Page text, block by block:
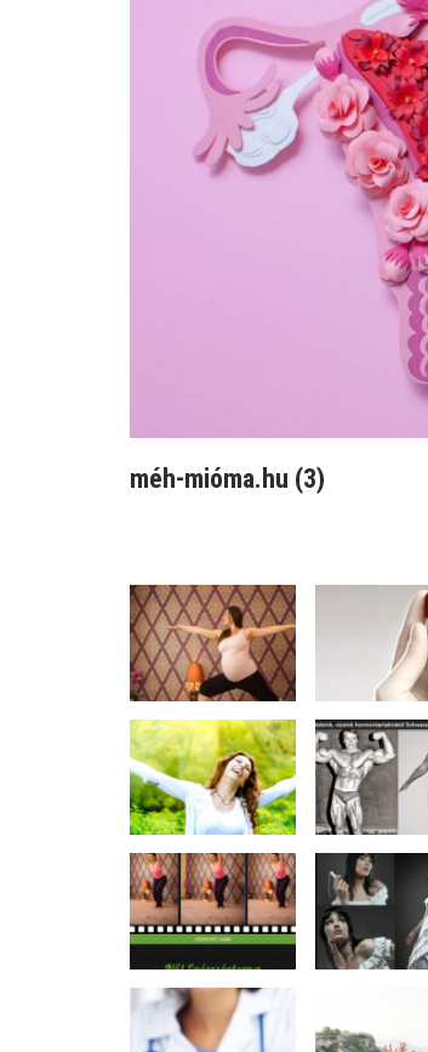
méh-mióma.hu (3)